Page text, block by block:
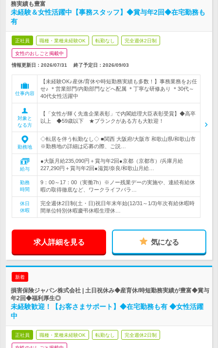
務実績も豊富
未経験＆女性活躍中【事務スタッフ】◆賞与年2回◆在宅勤務も
有
正社員 職種・業種未経験OK 転勤なし 完全週休2日制
女性のおしごと掲載中
情報更新日：2026/07/31 終了予定日： 2026/09/03
仕事内容
【未経験OK♪産休/育休や時短勤務実績も多数！】事務業務をお任
せ♪ ＊営業部門/内勤部門などへ配属 ＊丁寧な研修あり ＊30代～
40代女性活躍中
対象と
なる方
【「女性が輝く先進企業表彰」で内閣総理大臣表彰受賞】◆高卒
以上 ◆59歳以下 ★ブランクがある方も大歓迎！
勤務地
◇転居を伴う転勤なし◇ ■関西 大阪府/大阪市 和歌山県/和歌山市
※勤務地の詳細は応募の際、ご説…
給与
●大阪月給235,090円＋賞与年2回●京都（京都市）/兵庫月給
227,290円＋賞与年2回●滋賀/奈良/和歌山月給…
勤務
時間
9：00～17：00（実働7h）※ノー残業デーの実施や、連続有給休
暇の取得徹底など、ワークライフバラ…
休日
休暇
完全週休2日制(土・日)祝日年末年始(12/31～1/3)年次有給休暇時
間単位特別休暇慶弔休暇生理休…
求人詳細を見る 気になる
新着
損害保険ジャパン株式会社 | 土日祝休み◆産育休/時短勤務実績が豊富◆賞与
年2回◆福利厚生◎
未経験歓迎！【お客さまサポート】◆在宅勤務も有 ◆女性活躍
中
正社員 職種・業種未経験OK 転勤なし 完全週休2日制